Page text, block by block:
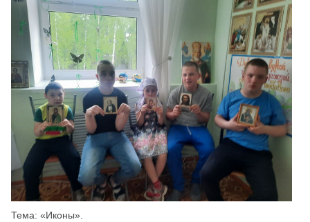
Настройки по умолчанию
Тема: «Иконы».